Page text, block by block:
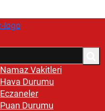
Namaz Vakitleri
Hava Durumu
Eczaneler
Puan Durumu